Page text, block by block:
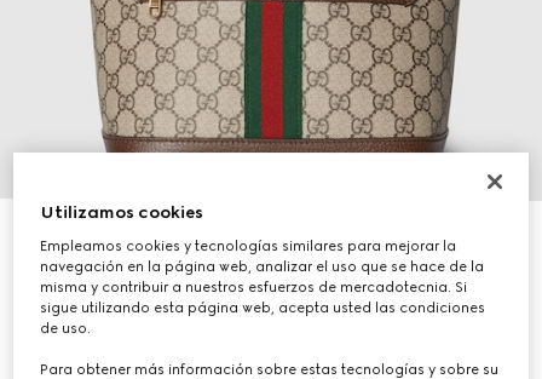
Mochila pequeña Ophidia
MXN 44,200
Utilizamos cookies
Empleamos cookies y tecnologías similares para mejorar la
navegación en la página web, analizar el uso que se hace de la
misma y contribuir a nuestros esfuerzos de mercadotecnia. Si
sigue utilizando esta página web, acepta usted las condiciones
de uso.
Para obtener más información sobre estas tecnologías y sobre su